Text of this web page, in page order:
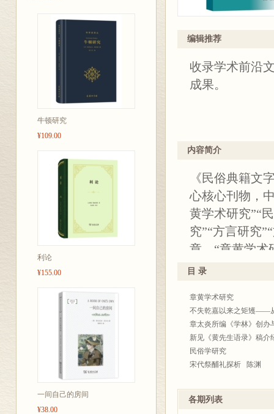
牛顿研究
¥109.00
利论
¥155.00
一间自己的房间
¥38.00
编辑推荐
收录学术前沿
成果。
内容简介
《民俗典籍文
心核心刊物，
黄学术研究”“
究”“方言研究
章。“章黄学术
刻阐述。语言
书过程，或梳
目 录
章黄学术研究
不失乾嘉以来之矩矱——
章太炎所编《学林》创
新见《黄先生语录》稿
民俗学研究
宋代祭酺礼探析 陈渊
汉字学研究
试论楚简中的“■”及相关
各期列表